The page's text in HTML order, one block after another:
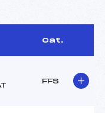
Cat.
FFS